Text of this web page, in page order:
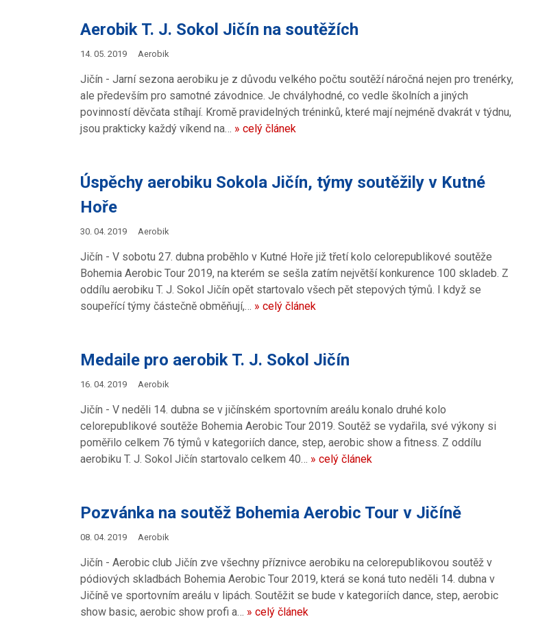
Aerobik T. J. Sokol Jičín na soutěžích
14. 05. 2019 Aerobik
Jičín - Jarní sezona aerobiku je z důvodu velkého počtu soutěží náročná nejen pro trenérky,
ale především pro samotné závodnice. Je chvályhodné, co vedle školních a jiných
povinností děvčata stíhají. Kromě pravidelných tréninků, které mají nejméně dvakrát v týdnu,
jsou prakticky každý víkend na… » celý článek
Úspěchy aerobiku Sokola Jičín, týmy soutěžily v Kutné
Hoře
30. 04. 2019 Aerobik
Jičín - V sobotu 27. dubna proběhlo v Kutné Hoře již třetí kolo celorepublikové soutěže
Bohemia Aerobic Tour 2019, na kterém se sešla zatím největší konkurence 100 skladeb. Z
oddílu aerobiku T. J. Sokol Jičín opět startovalo všech pět stepových týmů. I když se
soupeřící týmy částečně obměňují,… » celý článek
Medaile pro aerobik T. J. Sokol Jičín
16. 04. 2019 Aerobik
Jičín - V neděli 14. dubna se v jičínském sportovním areálu konalo druhé kolo
celorepublikové soutěže Bohemia Aerobic Tour 2019. Soutěž se vydařila, své výkony si
poměřilo celkem 76 týmů v kategoriích dance, step, aerobic show a fitness. Z oddílu
aerobiku T. J. Sokol Jičín startovalo celkem 40… » celý článek
Pozvánka na soutěž Bohemia Aerobic Tour v Jičíně
08. 04. 2019 Aerobik
Jičín - Aerobic club Jičín zve všechny příznivce aerobiku na celorepublikovou soutěž v
pódiových skladbách Bohemia Aerobic Tour 2019, která se koná tuto neděli 14. dubna v
Jičíně ve sportovním areálu v lipách. Soutěžit se bude v kategoriích dance, step, aerobic
show basic, aerobic show profi a… » celý článek